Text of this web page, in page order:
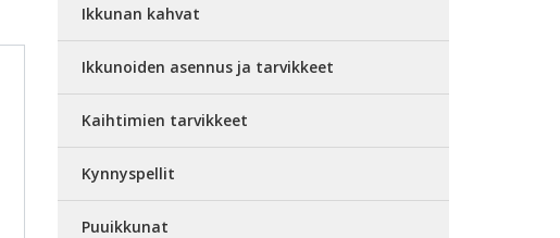
Ikkunan kahvat
Ikkunoiden asennus ja tarvikkeet
Kaihtimien tarvikkeet
Kynnyspellit
Puuikkunat